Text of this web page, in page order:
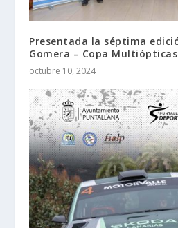
Presentada la séptima
Gomera – Copa Multiópticas
octubre 10, 2024